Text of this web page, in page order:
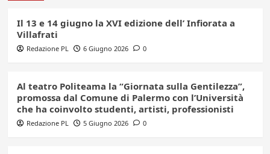
Il 13 e 14 giugno la XVI edizione dell’ Infiorata a
Villafrati
Redazione PL 6 Giugno 2026 0
Al teatro Politeama la “Giornata sulla Gentilezza”,
promossa dal Comune di Palermo con l’Università
che ha coinvolto studenti, artisti, professionisti
Redazione PL 5 Giugno 2026 0